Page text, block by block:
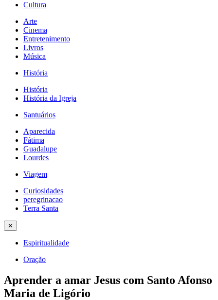
Cultura
Arte
Cinema
Entretenimento
Livros
Música
História
História
História da Igreja
Santuários
Aparecida
Fátima
Guadalupe
Lourdes
Viagem
Curiosidades
peregrinacao
Terra Santa
✕
Espiritualidade
Oração
Aprender a amar Jesus com Santo Afonso
Maria de Ligório